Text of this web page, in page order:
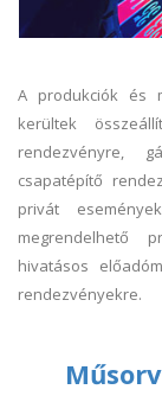
A produkciók és
kerültek
rendezvényre,
csapatépítő
privát
megrendelhető
hivatásos
rendezvényekre.